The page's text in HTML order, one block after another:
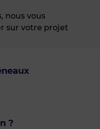
nous vous
sur votre projet
?